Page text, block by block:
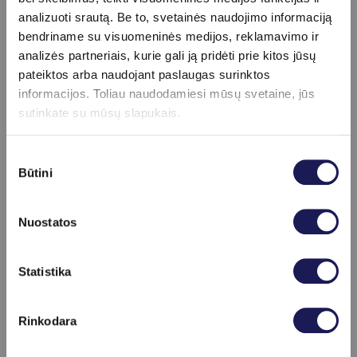
analizuoti srautą. Be to, svetainės naudojimo informaciją
bendriname su visuomeninės medijos, reklamavimo ir
analizės partneriais, kurie gali ją pridėti prie kitos jūsų
pateiktos arba naudojant paslaugas surinktos
informacijos. Toliau naudodamiesi mūsų svetaine, jūs
sutinkate su mūsų slapukais.
pasirinkimas
Būtini
Nuostatos
Statistika
Rinkodara
Ar kuo daugiau DTL cholesterolio, tuo geriau?
Dažniausiai aukštesnis DTL cholesterolio kiekis
siejamas su mažesne širdies ir kraujagyslių ligų
rizika, tačiau rezultatai visada vertinami kartu su
kitais lipidų rodikliais.
Taip. Todėl vien bendro cholesterolio tyrimo
nepakanka – svarbu įvertinti visą lipidogramą.
Ar galima padidinti DTL cholesterolį be vaistų?
Taip. Reguliarus fizinis aktyvumas, svorio kontrolė,
padeda pagerinti DTL cholesterolio rodiklius.
Apie procedūrą